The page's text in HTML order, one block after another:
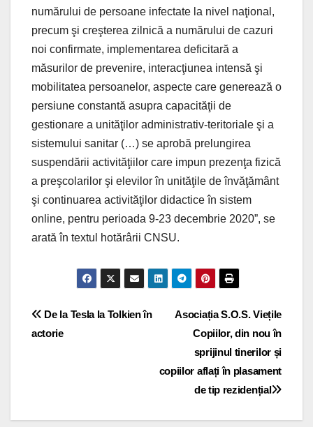
numărului de persoane infectate la nivel naţional,
precum şi creşterea zilnică a numărului de cazuri
noi confirmate, implementarea deficitară a
măsurilor de prevenire, interacţiunea intensă şi
mobilitatea persoanelor, aspecte care generează o
persiune constantă asupra capacităţii de
gestionare a unităţilor administrativ-teritoriale şi a
sistemului sanitar (…) se aprobă prelungirea
suspendării activităţiilor care impun prezenţa fizică
a preşcolarilor şi elevilor în unităţile de învăţământ
şi continuarea activităţilor didactice în sistem
online, pentru perioada 9-23 decembrie 2020”, se
arată în textul hotărârii CNSU.
Navigare
Asociația S.O.S. Viețile
Copiilor, din nou în
sprijinul tinerilor și
copiilor aflați în plasament
de tip rezidențial
De la Tesla la Tolkien în
actorie